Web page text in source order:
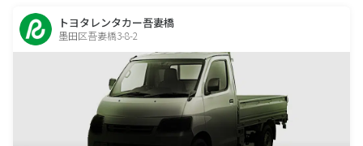
トヨタレンタカー吾妻橋
墨田区吾妻橋3-8-2